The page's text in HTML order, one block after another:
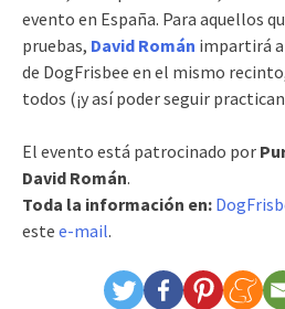
evento en España. Para aquellos
pruebas, David Román impartirá
de DogFrisbee en el mismo
todos (¡y así poder seguir
El evento está patrocinado por
David Román.
Toda la información en:
este e-mail.